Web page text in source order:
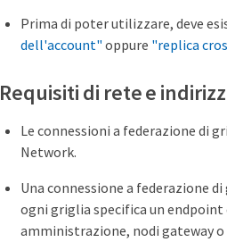
Prima di poter utilizzare, deve
dell'account" oppure "replica
Requisiti di rete e
Le connessioni a federazione di
Network.
Una connessione a federazione
ogni griglia specifica un
amministrazione, nodi gateway